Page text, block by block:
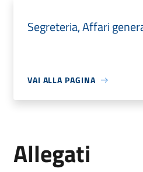
Segreteria, Affari
VAI ALLA PAGINA
Allegati